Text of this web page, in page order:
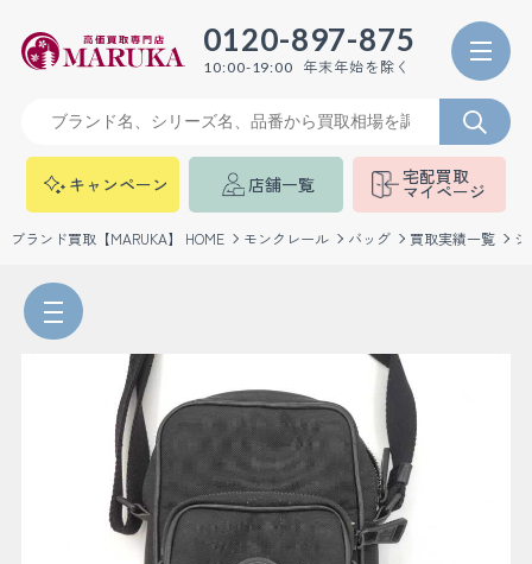
0120-897-875
10:00-19:00 年末年始を除く
キャンペーン 店舗一覧 宅配買取
マイページ
ブランド買取【MARUKA】 HOME モンクレール バッグ 買取実績一覧